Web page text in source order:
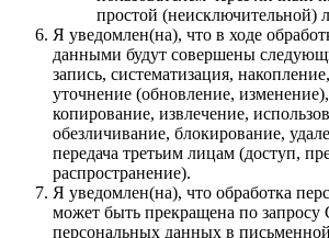
простой (неисключительной)
Я уведомлен(на), что в ходе
данными будут совершены
запись, систематизация,
уточнение (обновление,
копирование, извлечение,
обезличивание, блокирование,
передача третьим лицам (доступ,
распространение).
Я уведомлен(на), что обработка
может быть прекращена по запросу
персональных данных в